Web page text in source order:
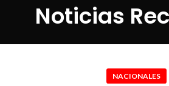
Noticias
NACIONALES